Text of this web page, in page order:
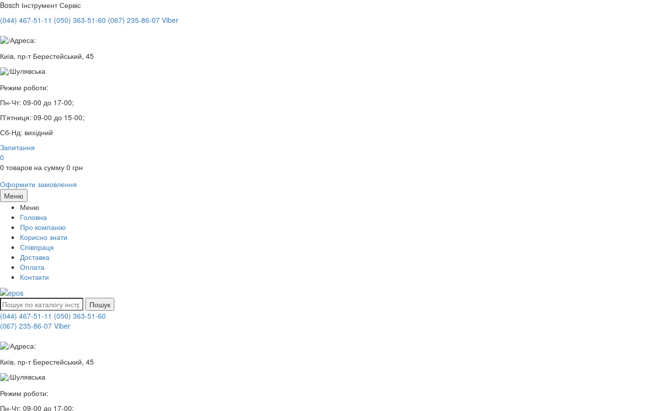
Bosch Інструмент Сервіс
(044) 467-51-11 (050) 363-51-60 (067) 235-86-07 Viber
Адреса:
Київ, пр-т Берестейський, 45
Шулявська
Режим роботи:
Пн-Чт: 09-00 до 17-00;
П'ятниця: 09-00 до 15-00;
Сб-Нд: вихідний
Запитання
0
0 товаров на сумму 0 грн
Оформити замовлення
Меню
Меню
Головна
Про компанію
Корисно знати
Співпраця
Доставка
Оплата
Контакти
Пошук
(044) 467-51-11 (050) 363-51-60
(067) 235-86-07 Viber
Адреса:
Київ, пр-т Берестейський, 45
Шулявська
Режим роботи:
Пн-Чт: 09-00 до 17-00;